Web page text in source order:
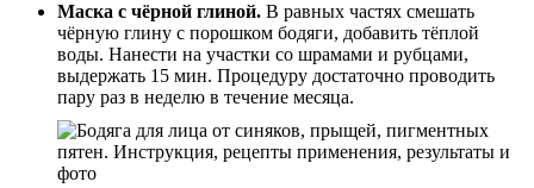
Маска с чёрной глиной. В равных частях смешать
чёрную глину с порошком бодяги, добавить тёплой
воды. Нанести на участки со шрамами и рубцами,
выдержать 15 мин. Процедуру достаточно проводить
пару раз в неделю в течение месяца.